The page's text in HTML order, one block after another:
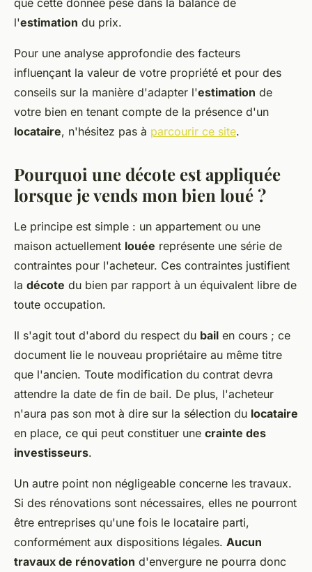
que cette donnée pèse dans la balance de
l'estimation du prix.
Pour une analyse approfondie des facteurs
influençant la valeur de votre propriété et pour des
conseils sur la manière d'adapter l'estimation de
votre bien en tenant compte de la présence d'un
locataire, n'hésitez pas à parcourir ce site.
Pourquoi une décote est appliquée
lorsque je vends mon bien loué ?
Le principe est simple : un appartement ou une
maison actuellement louée représente une série de
contraintes pour l'acheteur. Ces contraintes justifient
la décote du bien par rapport à un équivalent libre de
toute occupation.
Il s'agit tout d'abord du respect du bail en cours ; ce
document lie le nouveau propriétaire au même titre
que l'ancien. Toute modification du contrat devra
attendre la date de fin de bail. De plus, l'acheteur
n'aura pas son mot à dire sur la sélection du locataire
en place, ce qui peut constituer une crainte des
investisseurs.
Un autre point non négligeable concerne les travaux.
Si des rénovations sont nécessaires, elles ne pourront
être entreprises qu'une fois le locataire parti,
conformément aux dispositions légales. Aucun
travaux de rénovation d'envergure ne pourra donc